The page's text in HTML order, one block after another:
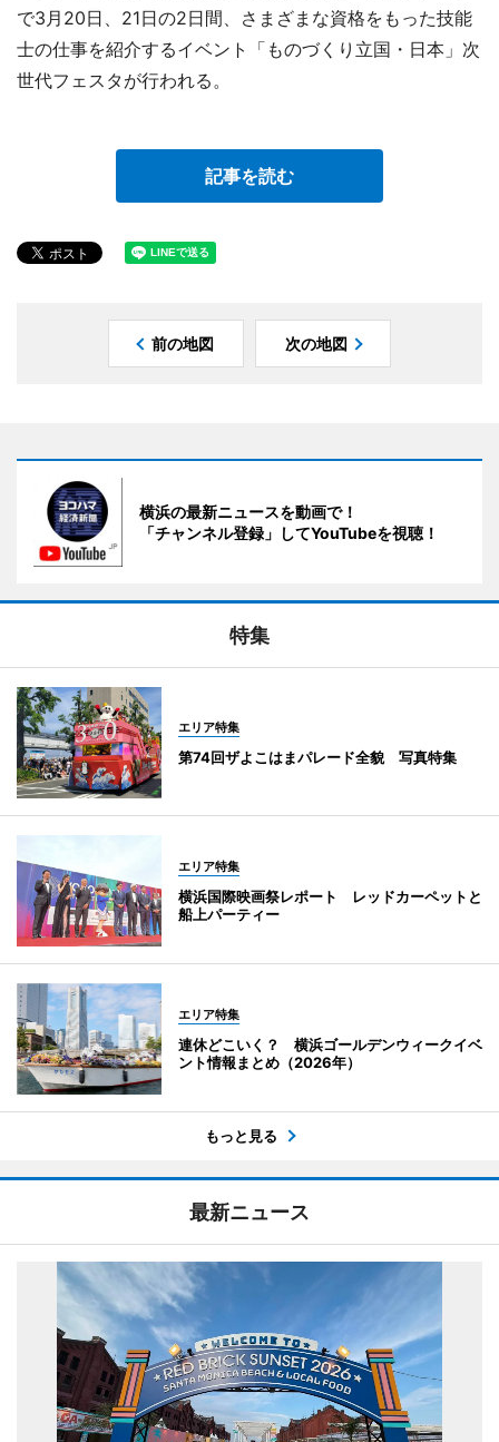
で3月20日、21日の2日間、さまざまな資格をもった技能
士の仕事を紹介するイベント「ものづくり立国・日本」次
世代フェスタが行われる。
記事を読む
前の地図 次の地図
横浜の最新ニュースを動画で！
「チャンネル登録」してYouTubeを視聴！
特集
エリア特集
第74回ザよこはまパレード全貌 写真特集
エリア特集
横浜国際映画祭レポート レッドカーペットと
船上パーティー
エリア特集
連休どこいく？ 横浜ゴールデンウィークイベ
ント情報まとめ（2026年）
もっと見る
最新ニュース